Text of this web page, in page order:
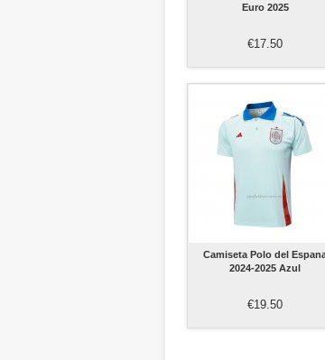
Euro 2025
€17.50
Camiseta Polo del
2024-2025 Azul
€19.50